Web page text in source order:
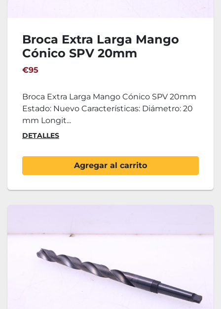
Broca Extra Larga Mango
Cónico SPV 20mm
€95
Broca Extra Larga Mango Cónico SPV 20mm
Estado: Nuevo Características: Diámetro: 20
mm Longit...
DETALLES
Agregar al carrito